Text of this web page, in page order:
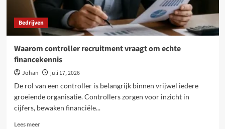
tuintafel
Bedrijven
Waarom controller recruitment vraagt om echte
financekennis
Johan
juli 17, 2026
De rol van een controller is belangrijk binnen vrijwel iedere
groeiende organisatie. Controllers zorgen voor inzicht in
cijfers, bewaken financiële...
Lees meerLees